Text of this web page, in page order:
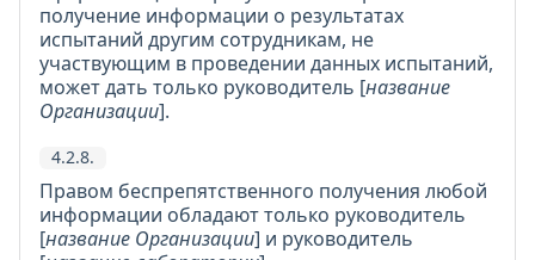
получение информации о результатах
испытаний другим сотрудникам, не
участвующим в проведении данных испытаний,
может дать только руководитель [название
Организации].
4.2.8.
Правом беспрепятственного получения любой
информации обладают только руководитель
[название Организации] и руководитель